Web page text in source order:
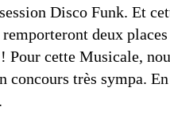
Disco Funk. Et
deux
Pour cette Musicale,
concours très sympa.